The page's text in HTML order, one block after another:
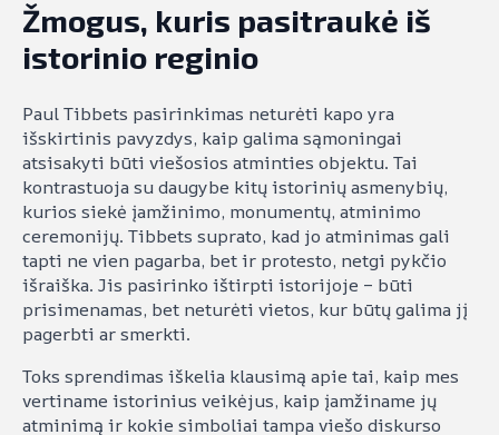
Žmogus, kuris pasitraukė iš
istorinio reginio
Paul Tibbets pasirinkimas neturėti kapo yra
išskirtinis pavyzdys, kaip galima sąmoningai
atsisakyti būti viešosios atminties objektu. Tai
kontrastuoja su daugybe kitų istorinių asmenybių,
kurios siekė įamžinimo, monumentų, atminimo
ceremonijų. Tibbets suprato, kad jo atminimas gali
tapti ne vien pagarba, bet ir protesto, netgi pykčio
išraiška. Jis pasirinko ištirpti istorijoje – būti
prisimenamas, bet neturėti vietos, kur būtų galima jį
pagerbti ar smerkti.
Toks sprendimas iškelia klausimą apie tai, kaip mes
vertiname istorinius veikėjus, kaip įamžiname jų
atminimą ir kokie simboliai tampa viešo diskurso